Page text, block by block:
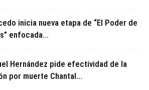
inicia nueva etapa de “El Poder de
enfocada...
Hernández pide efectividad de la
por muerte Chantal...